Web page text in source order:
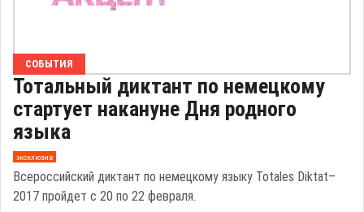
СОБЫТИЯ
Тотальный диктант по немецкому
стартует накануне Дня родного
языка
эксклюзив
Всероссийский диктант по немецкому языку Totales Diktat–
2017 пройдет с 20 по 22 февраля.